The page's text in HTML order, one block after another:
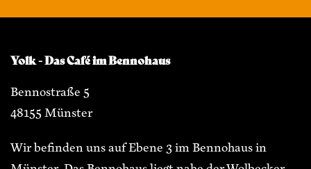
Yolk - Das Café im Bennohaus
Bennostraße 5
48155 Münster
Wir befinden uns auf Ebene 3 im Bennohaus in